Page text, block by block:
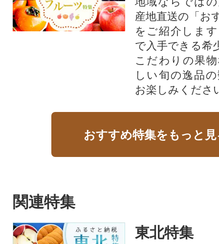
産地直送の「お
をご紹介しま
で入手できる希
こだわりの果
しい旬の逸品
お楽しみくださ
おすすめ特集をもっと
関連特集
東北特集